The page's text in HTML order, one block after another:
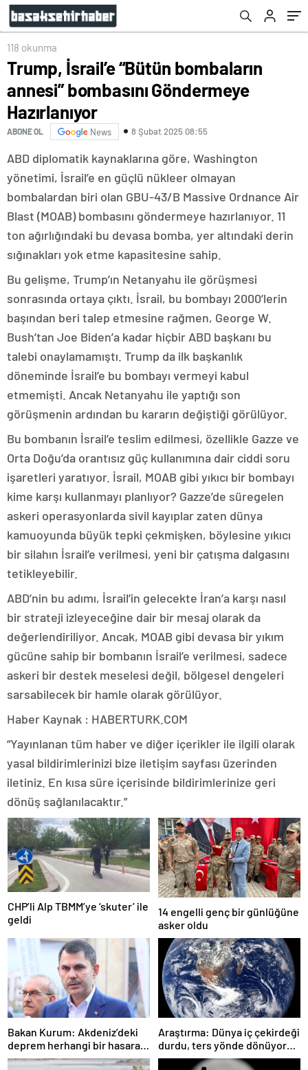
118 okunma
Trump, İsrail’e “Bütün bombaların
annesi” bombasını Göndermeye
Hazırlanıyor
ABONE OL News 8 Şubat 2025 08:55
ABD diplomatik kaynaklarına göre, Washington
yönetimi, İsrail’e en güçlü nükleer olmayan
bombalardan biri olan GBU-43/B Massive Ordnance Air
Blast (MOAB) bombasını göndermeye hazırlanıyor. 11
ton ağırlığındaki bu devasa bomba, yer altındaki derin
sığınakları yok etme kapasitesine sahip.
Bu gelişme, Trump’ın Netanyahu ile görüşmesi
sonrasında ortaya çıktı. İsrail, bu bombayı 2000’lerin
başından beri talep etmesine rağmen, George W.
Bush’tan Joe Biden’a kadar hiçbir ABD başkanı bu
talebi onaylamamıştı. Trump da ilk başkanlık
döneminde İsrail’e bu bombayı vermeyi kabul
etmemişti. Ancak Netanyahu ile yaptığı son
görüşmenin ardından bu kararın değiştiği görülüyor.
Bu bombanın İsrail’e teslim edilmesi, özellikle Gazze ve
Orta Doğu’da orantısız güç kullanımına dair ciddi soru
işaretleri yaratıyor. İsrail, MOAB gibi yıkıcı bir bombayı
kime karşı kullanmayı planlıyor? Gazze’de süregelen
askeri operasyonlarda sivil kayıplar zaten dünya
kamuoyunda büyük tepki çekmişken, böylesine yıkıcı
bir silahın İsrail’e verilmesi, yeni bir çatışma dalgasını
tetikleyebilir.
ABD’nin bu adımı, İsrail’in gelecekte İran’a karşı nasıl
bir strateji izleyeceğine dair bir mesaj olarak da
değerlendiriliyor. Ancak, MOAB gibi devasa bir yıkım
gücüne sahip bir bombanın İsrail’e verilmesi, sadece
askeri bir destek meselesi değil, bölgesel dengeleri
sarsabilecek bir hamle olarak görülüyor.
Haber Kaynak : HABERTURK.COM
“Yayınlanan tüm haber ve diğer içerikler ile ilgili olarak
yasal bildirimlerinizi bize iletişim sayfası üzerinden
iletiniz. En kısa süre içerisinde bildirimlerinize geri
dönüş sağlanılacaktır.”
CHP’li Alp TBMM’ye ‘skuter’ ile
geldi
14 engelli genç bir günlüğüne
asker oldu
Bakan Kurum: Akdeniz’deki
deprem herhangi bir hasara
neden olmadı
Araştırma: Dünya iç çekirdeği
durdu, ters yönde dönüyor
olabilir